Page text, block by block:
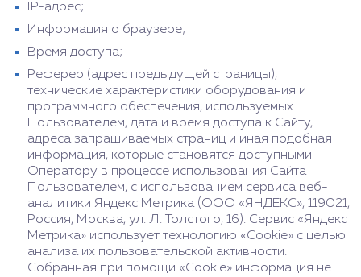
IP-адрес;
Информация о браузере;
Время доступа;
Реферер (адрес предыдущей страницы),
технические характеристики оборудования и
программного обеспечения, используемых
Пользователем, дата и время доступа к Сайту,
адреса запрашиваемых страниц и иная подобная
информация, которые становятся доступными
Оператору в процессе использования Сайта
Пользователем, с использованием сервиса веб-
аналитики Яндекс Метрика (ООО «ЯНДЕКС», 119021,
Россия, Москва, ул. Л. Толстого, 16). Сервис «Яндекс
Метрика» использует технологию «Cookie» с целью
анализа их пользовательской активности.
Собранная при помощи «Cookie» информация не